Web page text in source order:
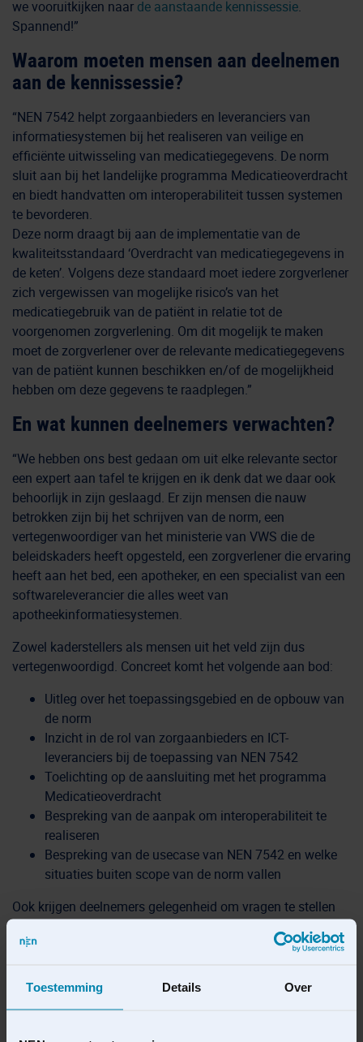
Toestemming Details Over
we vooruitkijken naar de aanstaande kennissessie.
Spannend!”
Waarom moeten mensen aan deelnemen
aan de kennissessie?
“NEN 7542 helpt zorgaanbieders en leveranciers van
informatiesystemen bij het realiseren van veilige en
efficiënte uitwisseling van medicatiegegevens. De norm
sluit aan bij het landelijke programma Medicatieoverdracht
en biedt handvatten om interoperabiliteit tussen systemen
te bevorderen.
Deze norm draagt bij aan de implementatie van de
kwaliteitsstandaard ‘Overdracht van medicatiegegevens in
de keten’. Volgens deze standaard moet iedere zorgverlener
zich vergewissen van mogelijke risico’s van het
medicatiegebruik van de patiënt in relatie tot de
voorgenomen zorgverlening. Om dit mogelijk te maken
moet de zorgverlener over de relevante medicatiegegevens
van de patiënt kunnen beschikken en/of de mogelijkheid
hebben om deze gegevens te raadplegen.”
En wat kunnen deelnemers verwachten?
“We hebben ons best gedaan om uit elke relevante sector
een expert aan tafel te krijgen en ik denk dat we daar ook
behoorlijk in zijn geslaagd. Er zijn mensen die nauw
betrokken zijn bij het schrijven van de norm, een
vertegenwoordiger van het ministerie van VWS die de
beleidskaders heeft opgesteld, een zorgverlener die ervaring
heeft aan het bed, een apotheker, en een specialist van een
softwareleverancier die alles weet van
apotheekinformatiesystemen.
Zowel kaderstellers als mensen uit het veld zijn dus
vertegenwoordigd. Concreet komt het volgende aan bod:
Uitleg over het toepassingsgebied en de opbouw van
de norm
Inzicht in de rol van zorgaanbieders en ICT-
leveranciers bij de toepassing van NEN 7542
Toelichting op de aansluiting met het programma
Medicatieoverdracht
Bespreking van de aanpak om interoperabiliteit te
realiseren
Bespreking van de usecase van NEN 7542 en welke
situaties buiten scope van de norm vallen
Ook krijgen deelnemers gelegenheid om vragen te stellen
De kennissessie
is echt een must-see voor iedereen die
Bij deze genoteerd!